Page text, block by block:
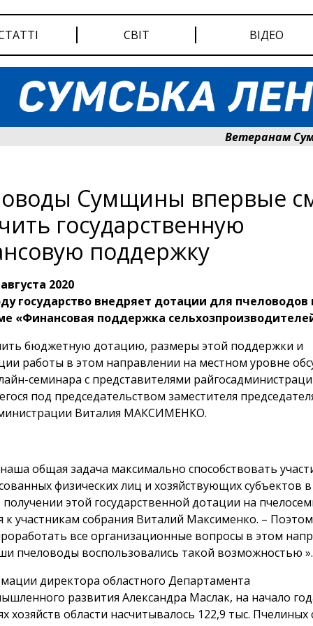
СВІТ ВІДЕО
Ветеранам
Сумщины впервые
государственную
поддержку
2020
государство внедряет дотации для пчеловодов
«Финансовая поддержка
бюджетную дотацию, размеры этой поддержки и
работы в этом направлении на местном уровне
семинара с представителями
под председательством заместителя
Виталия МАКСИМЕНКО.
общая задача максимально способствовать
физических лиц и хозяйствующих субъектов
получении этой государственной дотации на
к участникам собрания Виталий Максименко. –
все организационные вопросы в этом
пчеловоды воспользовались такой возможностью ».
директора областного Департамента
развития Александра Маслак, на начало
хозяйств области насчитывалось 122,9 тыс. Пчелиных